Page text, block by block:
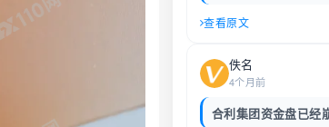
查看原文
佚名
4个月前
合利集团资金盘已经